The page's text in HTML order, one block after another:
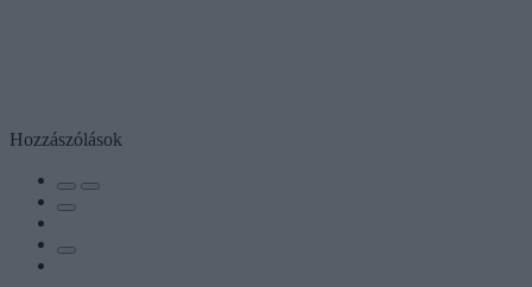
Hozzászólások